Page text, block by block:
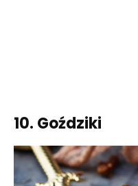
10. Goździki